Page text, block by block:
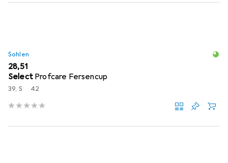
Sohlen
EUR
28,51
Select Profcare Fersencup
39, S 42